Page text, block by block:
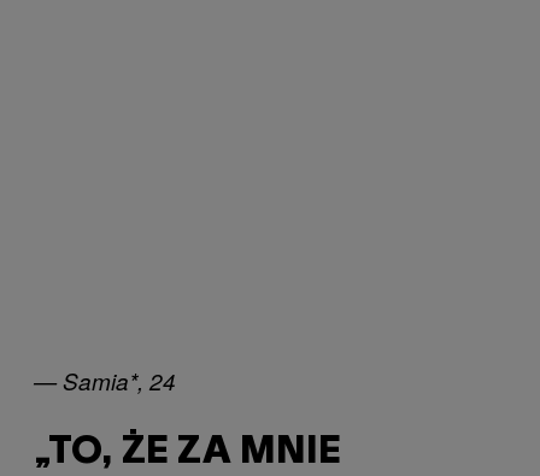
— Samia*, 24
„TO, ŻE ZA MNIE